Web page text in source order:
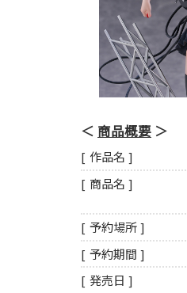
商品概要
作品名
商品名
予約場所
予約期間
発売日